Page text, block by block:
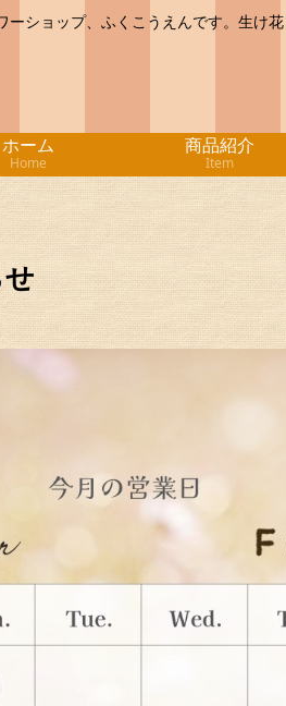
ショップ、ふくこうえんです。生け
ホーム
Home
商品紹介
Item